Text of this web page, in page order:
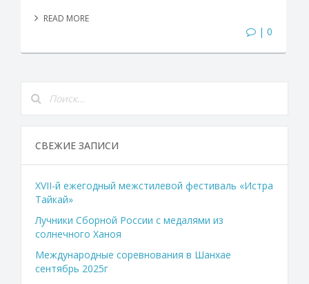
READ MORE
| 0
СВЕЖИЕ ЗАПИСИ
XVII-й ежегодный межстилевой фестиваль «Истра
Тайкай»
Лучники Сборной России с медалями из
солнечного Ханоя
Международные соревнования в Шанхае
сентябрь 2025г